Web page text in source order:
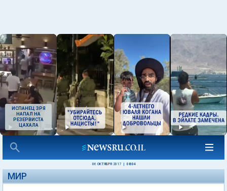
ИСПАНЕЦ ЗРЯ
НАПАЛ НА
РЕЗЕРВИСТА
ЦАХАЛА
06 ОКТЯБРЯ 2017 08:04
МИР